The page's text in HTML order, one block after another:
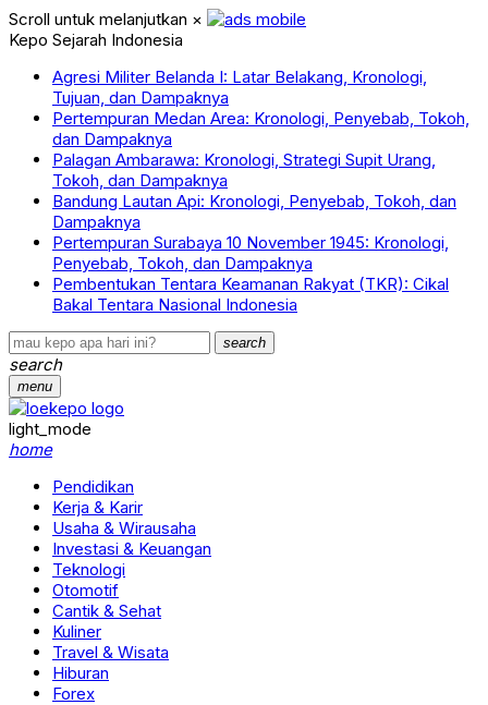
Scroll untuk melanjutkan ×
Kepo Sejarah Indonesia
Agresi Militer Belanda I: Latar Belakang, Kronologi,
Tujuan, dan Dampaknya
Pertempuran Medan Area: Kronologi, Penyebab, Tokoh,
dan Dampaknya
Palagan Ambarawa: Kronologi, Strategi Supit Urang,
Tokoh, dan Dampaknya
Bandung Lautan Api: Kronologi, Penyebab, Tokoh, dan
Dampaknya
Pertempuran Surabaya 10 November 1945: Kronologi,
Penyebab, Tokoh, dan Dampaknya
Pembentukan Tentara Keamanan Rakyat (TKR): Cikal
Bakal Tentara Nasional Indonesia
search
search
menu
light_mode
home
Pendidikan
Kerja & Karir
Usaha & Wirausaha
Investasi & Keuangan
Teknologi
Otomotif
Cantik & Sehat
Kuliner
Travel & Wisata
Hiburan
Forex